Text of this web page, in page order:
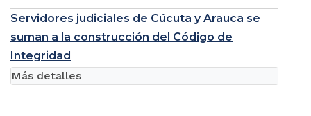
Servidores judiciales de Cúcuta y Arauca se
suman a la construcción del Código de
Integridad
Más detalles